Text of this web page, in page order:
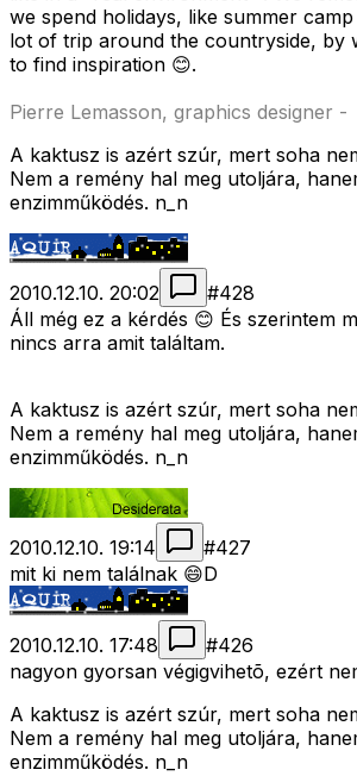
we spend holidays, like summer
lot of trip around the countryside, by
to find inspiration 😊.
Pierre Lemasson, graphics designer -
A kaktusz is azért szúr, mert soha
Nem a remény hal meg utoljára,
enzimműködés. n_n
2010.12.10. 20:02 #428
Áll még ez a kérdés 😊 És szerintem
nincs arra amit találtam.
A kaktusz is azért szúr, mert soha
Nem a remény hal meg utoljára,
enzimműködés. n_n
2010.12.10. 19:14 #427
mit ki nem találnak 😄D
2010.12.10. 17:48 #426
nagyon gyorsan végigvihetõ, ezért
A kaktusz is azért szúr, mert soha
Nem a remény hal meg utoljára,
enzimműködés. n_n